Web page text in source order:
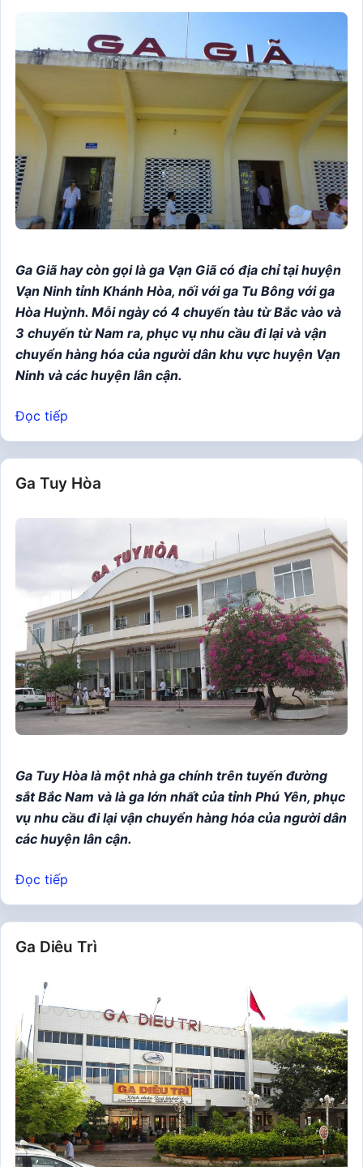
Ga Giã hay còn gọi là ga Vạn Giã có địa chỉ tại huyện
Vạn Ninh tỉnh Khánh Hòa, nối với ga Tu Bông với ga
Hòa Huỳnh. Mỗi ngày có 4 chuyến tàu từ Bắc vào và
3 chuyến từ Nam ra, phục vụ nhu cầu đi lại và vận
chuyển hàng hóa của người dân khu vực huyện Vạn
Ninh và các huyện lân cận.
Đọc tiếp
Ga Tuy Hòa
Ga Tuy Hòa là một nhà ga chính trên tuyến đường
sắt Bắc Nam và là ga lớn nhất của tỉnh Phú Yên, phục
vụ nhu cầu đi lại vận chuyển hàng hóa của người dân
các huyện lân cận.
Đọc tiếp
Ga Diêu Trì